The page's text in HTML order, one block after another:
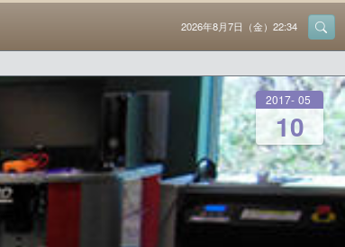
2026年8月7日（金）22:34
2017 - 05
10